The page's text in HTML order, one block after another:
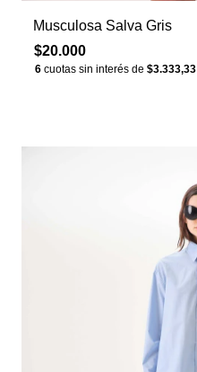
Musculosa Salva Gris
$20.000
6 cuotas sin interés de $3.333,33